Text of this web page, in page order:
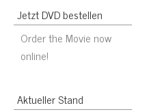
Jetzt DVD bestellen
Order the Movie now
online!
Aktueller Stand